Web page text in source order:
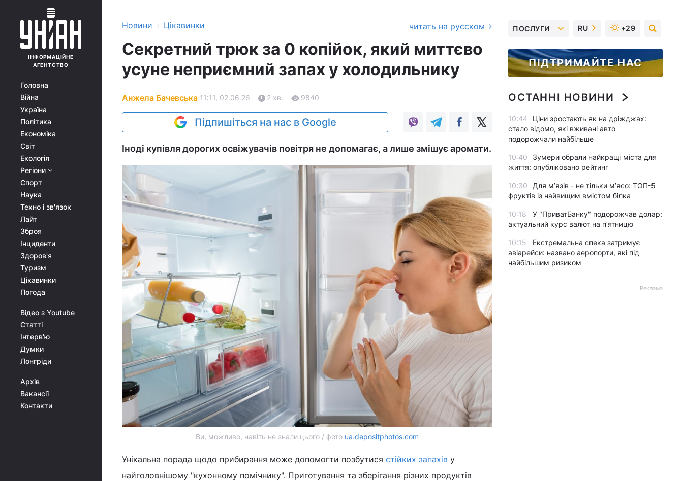
ІНФОРМАЦІЙНЕ
АГЕНТСТВО
Головна
Війна
Україна
Політика
Економіка
Світ
Екологія
Регіони
Спорт
Наука
Техно і зв'язок
Лайт
Зброя
Інциденти
Здоров'я
Туризм
Цікавинки
Погода
Відео з Youtube
Статті
Інтерв'ю
Думки
Лонгріди
Архів
Вакансії
Контакти
Новини › Цікавинки читать на русском
Секретний трюк за 0 копійок, який миттєво
усуне неприємний запах у холодильнику
Анжела Бачевська 11:11, 02.06.26 2 хв. 9840
Підпишіться на нас в Google
Іноді купівля дорогих освіжувачів повітря не допомагає, а лише змішує аромати.
Ви, можливо, навіть не знали цього / фото ua.depositphotos.com
Унікальна порада щодо прибирання може допомогти позбутися стійких запахів у
найголовнішому "кухонному помічнику". Приготування та зберігання різних продуктів
ПОСЛУГИ RU +29
ПІДТРИМАЙТЕ НАС
ОСТАННІ НОВИНИ
10:44
Ціни зростають як на дріжджах:
стало відомо, які вживані авто
подорожчали найбільше
10:40
Зумери обрали найкращі міста для
життя: опубліковано рейтинг
10:30
Для м’язів - не тільки м’ясо: ТОП-5
фруктів із найвищим вмістом білка
10:18
У "ПриватБанку" подорожчав долар:
актуальний курс валют на п’ятницю
10:15
Екстремальна спека затримує
авіарейси: названо аеропорти, які під
найбільшим ризиком
Реклама